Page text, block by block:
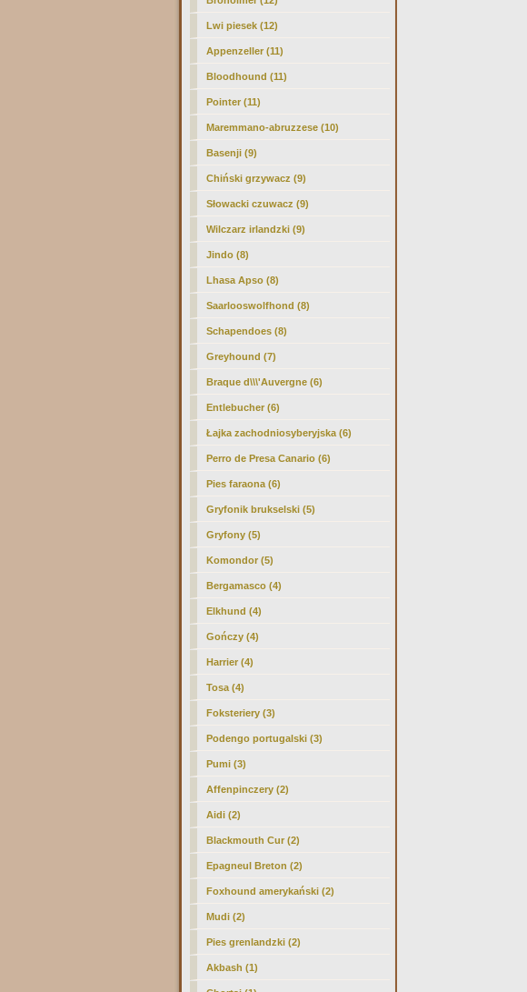
Lwi piesek (12)
Appenzeller (11)
Bloodhound (11)
Pointer (11)
Maremmano-abruzzese (10)
Basenji (9)
Chiński grzywacz (9)
Słowacki czuwacz (9)
Wilczarz irlandzki (9)
Jindo (8)
Lhasa Apso (8)
Saarlooswolfhond (8)
Schapendoes (8)
Greyhound (7)
Braque d\\\'Auvergne (6)
Entlebucher (6)
Łajka zachodniosyberyjska (6)
Perro de Presa Canario (6)
Pies faraona (6)
Gryfonik brukselski (5)
Gryfony (5)
Komondor (5)
Bergamasco (4)
Elkhund (4)
Gończy (4)
Harrier (4)
Tosa (4)
Foksteriery (3)
Podengo portugalski (3)
Pumi (3)
Affenpinczery (2)
Aidi (2)
Blackmouth Cur (2)
Epagneul Breton (2)
Foxhound amerykański (2)
Mudi (2)
Pies grenlandzki (2)
Akbash (1)